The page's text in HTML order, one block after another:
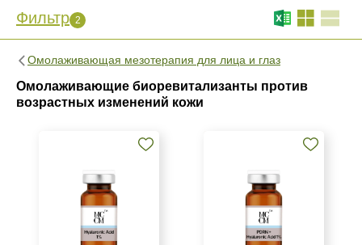
Фильтр 2
Омолаживающая мезотерапия для лица и глаз
Омолаживающие биоревитализанты против
возрастных изменений кожи
Фильтр 2 Сброс
Бренд